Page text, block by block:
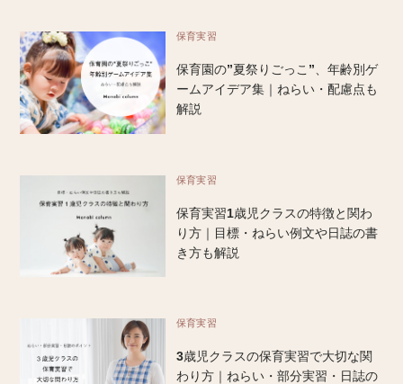
保育実習
保育園の”夏祭りごっこ”、年齢別ゲ
ームアイデア集｜ねらい・配慮点も
解説
保育実習
保育実習1歳児クラスの特徴と関わ
り方｜目標・ねらい例文や日誌の書
き方も解説
保育実習
3歳児クラスの保育実習で大切な関
わり方｜ねらい・部分実習・日誌の